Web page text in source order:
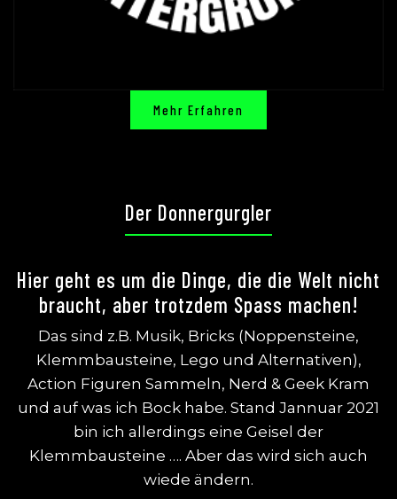
Mehr Erfahren
Der Donnergurgler
Hier geht es um die Dinge, die die Welt nicht
braucht, aber trotzdem Spass machen!
Das sind z.B. Musik, Bricks (Noppensteine,
Klemmbausteine, Lego und Alternativen),
Action Figuren Sammeln, Nerd & Geek Kram
und auf was ich Bock habe. Stand Jannuar 2021
bin ich allerdings eine Geisel der
Klemmbausteine …. Aber das wird sich auch
wiede ändern.